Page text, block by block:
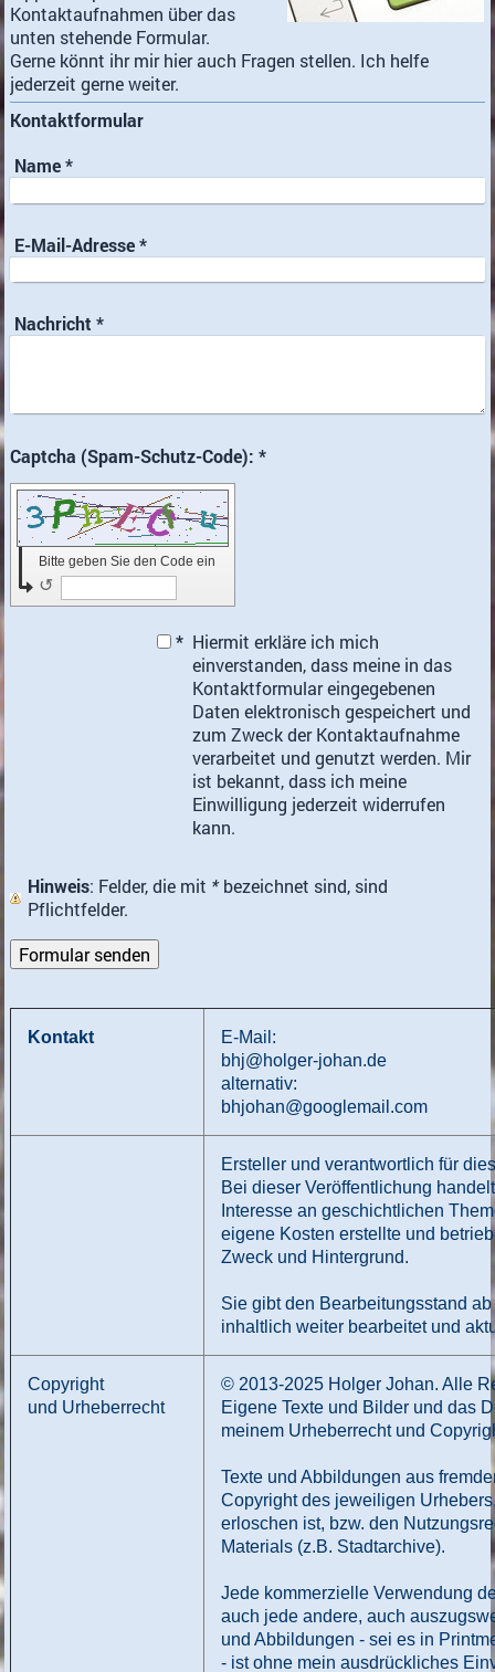
Kontaktaufnahmen über das
unten stehende Formular.
Gerne könnt ihr mir hier auch Fragen stellen. Ich helfe
jederzeit gerne weiter.
Kontaktformular
Name*
E-Mail-Adresse*
Nachricht *
Captcha (Spam-Schutz-Code): *
Bitte geben Sie den Code ein
↺
* Hiermit erkläre ich mich
einverstanden, dass meine in das
Kontaktformular eingegebenen
Daten elektronisch gespeichert und
zum Zweck der Kontaktaufnahme
verarbeitet und genutzt werden. Mir
ist bekannt, dass ich meine
Einwilligung jederzeit widerrufen
kann.
Hinweis : Felder, die mit *bezeichnet sind, sind
Pflichtfelder.
Kontakt
E-Mail:
bhj@holger-johan.de
alternativ:
bhjohan@googlemail.com
Ersteller und verantwortlich für
Bei dieser Veröffentlichung
Interesse an geschichtlichen
eigene Kosten erstellte und
Zweck und Hintergrund.
Sie gibt den Bearbeitungsstand
inhaltlich weiter bearbeitet und
Copyright
und Urheberrecht
© 2013-2025 Holger Johan. Alle
Eigene Texte und Bilder und das
meinem Urheberrecht und
Texte und Abbildungen aus
Copyright des jeweiligen
erloschen ist, bzw. den
Materials (z.B. Stadtarchive).
Jede kommerzielle Verwendung
auch jede andere, auch
und Abbildungen - sei es in
- ist ohne mein ausdrückliches